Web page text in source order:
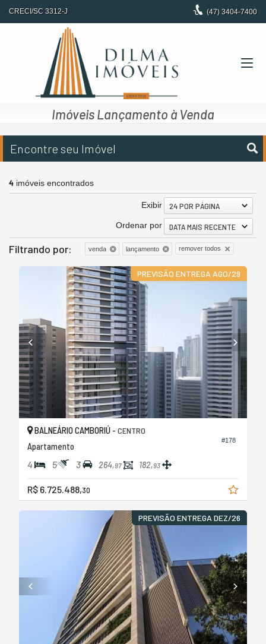
CRECI/SC 3312-J (47) 3404-7400
Imóveis Lançamento à Venda
Encontre seu Imóvel
4 imóveis encontrados
Exibir 24 POR PÁGINA
Ordenar por DATA MAIS RECENTE
Filtrando por: venda lançamento remover todos
PREVISÃO ENTREGA AGO/29
#178
BALNEÁRIO CAMBORIÚ - CENTRO
Apartamento
4 5 3 264,97 182,93
R$ 6.725.488,30
PREVISÃO ENTREGA DEZ/26